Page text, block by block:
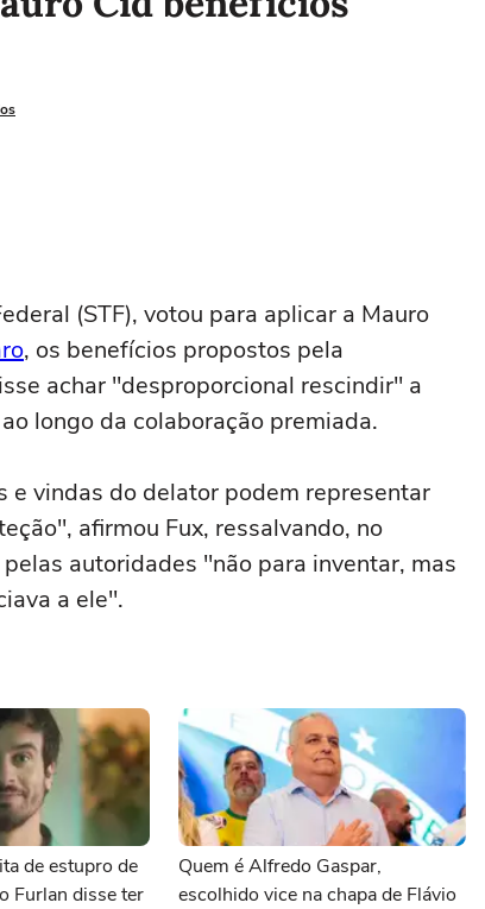
(STF), votou para aplicar a Mauro
, os benefícios propostos pela
achar "desproporcional rescindir" a
longo da colaboração premiada.
e vindas do delator podem representar
afirmou Fux, ressalvando, no
autoridades "não para inventar, mas
a ele".
de estupro de
Furlan disse ter
Quem é Alfredo Gaspar,
escolhido vice na chapa de Flávio